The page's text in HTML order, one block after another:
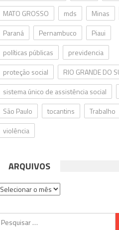
MATO GROSSO
mds Minas
Paraná
Pernambuco
Piaui
políticas públicas
previdencia
proteção social
RIO GRANDE DO
sistema único de assistência social
São Paulo
tocantins
Trabalho
violência
ARQUIVOS
Arquivos